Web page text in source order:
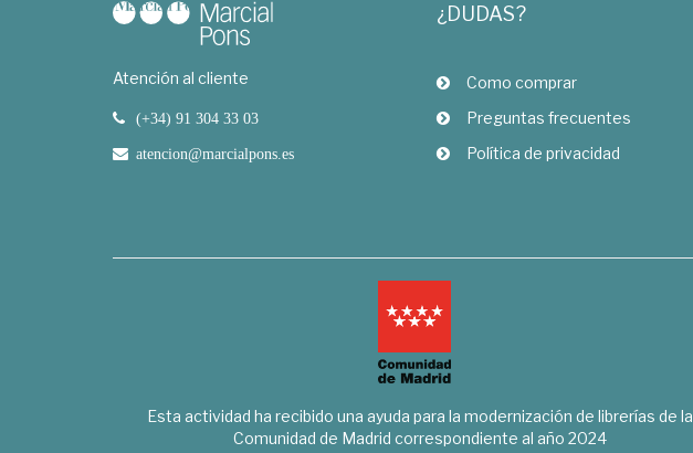
Atención al cliente
(+34) 91 304 33 03
atencion@marcialpons.es
¿DUDAS?
Como comprar
Preguntas frecuentes
Política de privacidad
Esta actividad ha recibido una ayuda para la modernización de librerías de la
Comunidad de Madrid correspondiente al año 2024